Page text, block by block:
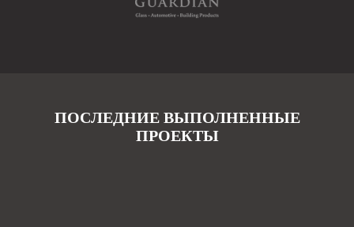
ПОСЛЕДНИЕ ВЫПОЛНЕННЫЕ
ПРОЕКТЫ